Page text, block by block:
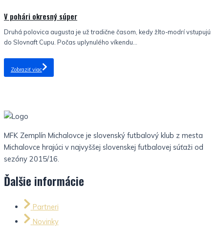
V pohári okresný súper
Druhá polovica augusta je už tradične časom, kedy žlto-modrí vstupujú
do Slovnaft Cupu. Počas uplynulého víkendu...
Zobraziť viac
MFK Zemplín Michalovce je slovenský futbalový klub z mesta
Michalovce hrajúci v najvyššej slovenskej futbalovej súťaži od
sezóny 2015/16.
Ďalšie informácie
Partneri
Novinky